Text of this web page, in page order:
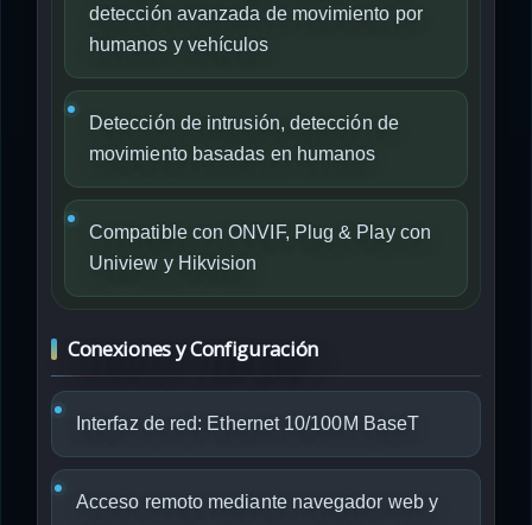
detección avanzada de movimiento por
humanos y vehículos
Detección de intrusión, detección de
movimiento basadas en humanos
Compatible con ONVIF, Plug & Play con
Uniview y Hikvision
Conexiones y Configuración
Interfaz de red: Ethernet 10/100M BaseT
Acceso remoto mediante navegador web y